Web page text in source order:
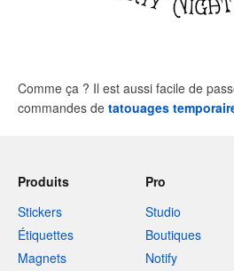
Comme ça ? Il est aussi facile de
commandes de tatouages
Produits
Stickers
Étiquettes
Magnets
Pro
Studio
Boutiques
Notify